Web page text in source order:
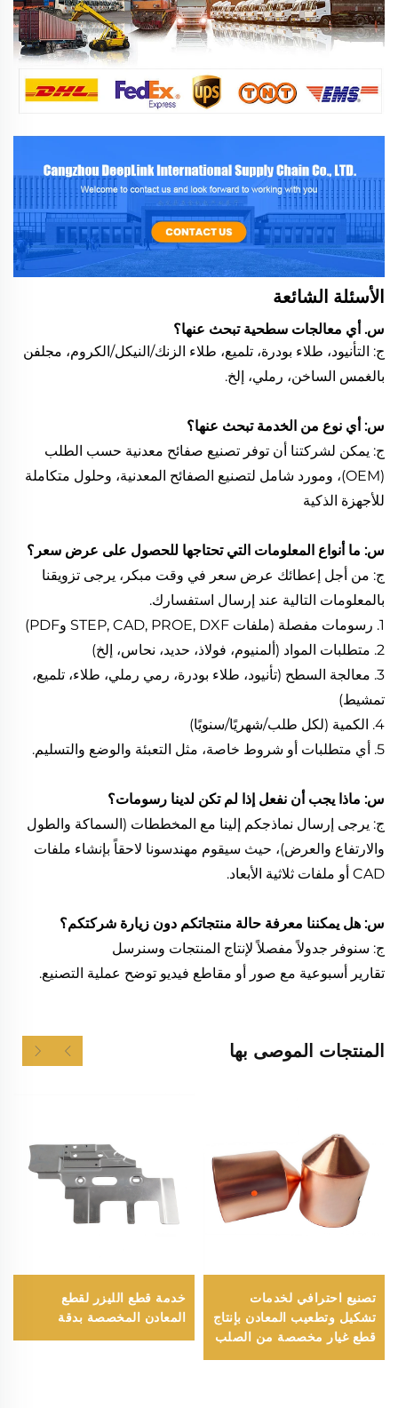
الأسئلة الشائعة
س. أي معالجات سطحية تبحث عنها؟
ج: التأنيود، طلاء بودرة، تلميع، طلاء الزنك/النيكل/الكروم، مجلفن
بالغمس الساخن، رملي، إلخ.
س: أي نوع من الخدمة تبحث عنها؟
ج: يمكن لشركتنا أن توفر تصنيع صفائح معدنية حسب الطلب
(OEM)، ومورد شامل لتصنيع الصفائح المعدنية، وحلول متكاملة
للأجهزة الذكية
س: ما أنواع المعلومات التي تحتاجها للحصول على عرض سعر؟
ج: من أجل إعطائك عرض سعر في وقت مبكر، يرجى تزويقنا
بالمعلومات التالية عند إرسال استفسارك.
1. رسومات مفصلة (ملفات STEP, CAD, PROE, DXF وPDF)
2. متطلبات المواد (ألمنيوم، فولاذ، حديد، نحاس، إلخ)
3. معالجة السطح (تأنيود، طلاء بودرة، رمي رملي، طلاء، تلميع،
تمشيط)
4. الكمية (لكل طلب/شهريًا/سنويًا)
5. أي متطلبات أو شروط خاصة، مثل التعبئة والوضع والتسليم.
س: ماذا يجب أن نفعل إذا لم تكن لدينا رسومات؟
ج: يرجى إرسال نماذجكم إلينا مع المخططات (السماكة والطول
والارتفاع والعرض)، حيث سيقوم مهندسونا لاحقاً بإنشاء ملفات
CAD أو ملفات ثلاثية الأبعاد.
س: هل يمكننا معرفة حالة منتجاتكم دون زيارة شركتكم؟
ج: سنوفر جدولاً مفصلاً لإنتاج المنتجات وسنرسل
تقارير أسبوعية مع صور أو مقاطع فيديو توضح عملية التصنيع.
المنتجات الموصى بها
تصنيع احترافي لخدمات
تشكيل وتطعيب المعادن بإنتاج
قطع غيار مخصصة من الصلب
المطروق
خدمة قطع الليزر لقطع
المعادن المخصصة بدقة